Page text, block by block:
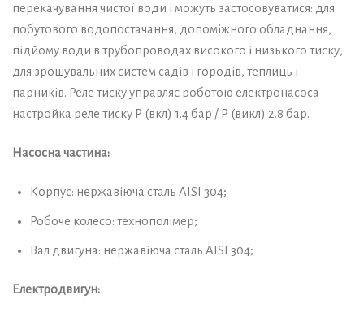
перекачування чистої води і можуть застосовуватися: для
побутового водопостачання, допоміжного обладнання,
підйому води в трубопроводах високого і низького тиску,
для зрошувальних систем садів і городів, теплиць і
парників. Реле тиску управляє роботою електронасоса –
настройка реле тиску Р (вкл) 1.4 бар / Р (викл) 2.8 бар.
Насосна частина:
Корпус: нержавіюча сталь AISI 304;
Робоче колесо: технополімер;
Вал двигуна: нержавіюча сталь AISI 304;
Електродвигун: